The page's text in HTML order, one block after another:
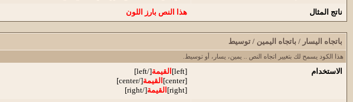
ناتج المثال
هذا النص بارز اللون
باتجاه اليسار / باتجاه اليمين / توسيط
هذا الكود يسمح لك بتغيير اتجاه النص .. يمين، يسار، أو توسيط.
الاستخدام [left] القيمة[/left]
[center]
القيمة[/center]
[right]
القيمة[/right]